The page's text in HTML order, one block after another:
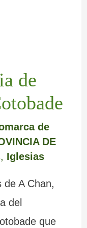
de
de
DE
, Iglesias
de A Chan,
del
que